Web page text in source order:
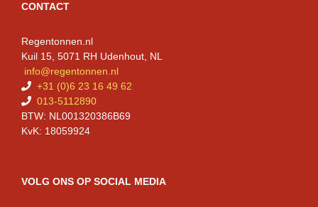
CONTACT
Regentonnen.nl
Kuil 15, 5071 RH Udenhout, NL
info@regentonnen.nl
+31 (0)6 23 16 49 62
013-5112890
BTW: NL001320386B69
KvK: 18059924
VOLG ONS OP SOCIAL MEDIA